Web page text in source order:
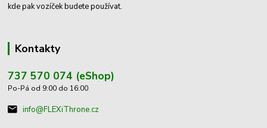
kde pak vozíček budete používat.
Kontakty
737 570 074 (eShop)
Po-Pá od 9:00 do 16:00
info@FLEXiThrone.cz